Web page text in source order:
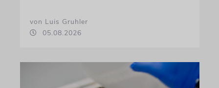
von Luis Gruhler
05.08.2026